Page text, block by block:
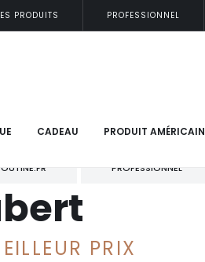
PRODUITS PROFESSIONNEL
CADEAU PRODUIT AMÉRICAIN
PROFESSIONNEL
PRIX